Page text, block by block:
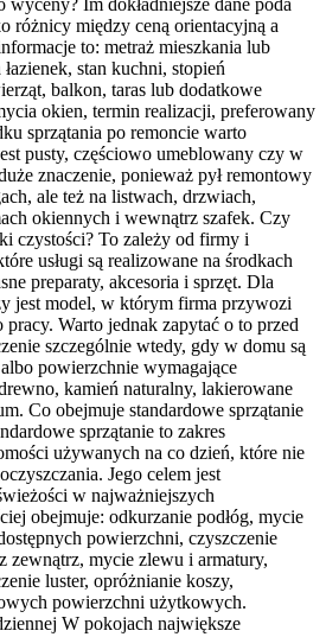
wyceny? Im dokładniejsze dane poda
różnicy między ceną orientacyjną a
to: metraż mieszkania lub
stan kuchni, stopień
balkon, taras lub dodatkowe
okien, termin realizacji, preferowany
sprzątania po remoncie warto
pusty, częściowo umeblowany czy w
znaczenie, ponieważ pył remontowy
ale też na listwach, drzwiach,
okiennych i wewnątrz szafek. Czy
czystości? To zależy od firmy i
usługi są realizowane na środkach
preparaty, akcesoria i sprzęt. Dla
jest model, w którym firma przywozi
Warto jednak zapytać o to przed
szczególnie wtedy, gdy w domu są
powierzchnie wymagające
kamień naturalny, lakierowane
Co obejmuje standardowe sprzątanie
sprzątanie to zakres
używanych na co dzień, które nie
Jego celem jest
w najważniejszych
obejmuje: odkurzanie podłóg, mycie
powierzchni, czyszczenie
zewnątrz, mycie zlewu i armatury,
luster, opróżnianie koszy,
powierzchni użytkowych.
W pokojach największe